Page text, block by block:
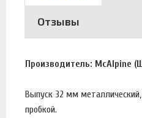
Отзывы
Производитель: McAlpine
Выпуск 32 мм
пробкой.